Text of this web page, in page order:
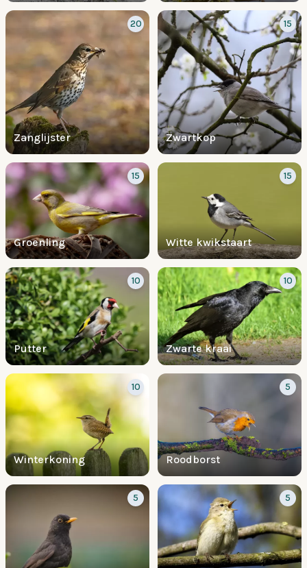
Zanglijster
20
Zwartkop
15
Groenling
15
Witte kwikstaart
15
Putter
10
Zwarte kraai
10
Winterkoning
10
Roodborst
5
5 5